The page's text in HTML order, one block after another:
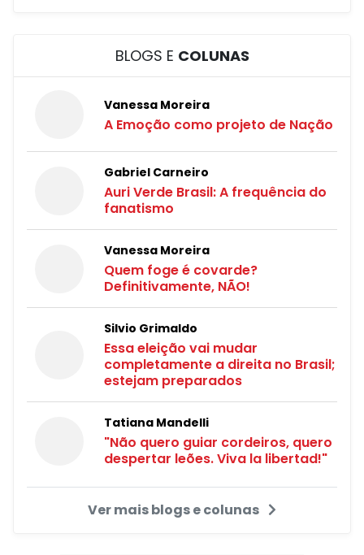
BLOGS E COLUNAS
Vanessa Moreira
A Emoção como projeto de Nação
Gabriel Carneiro
Auri Verde Brasil: A frequência do
fanatismo
Vanessa Moreira
Quem foge é covarde?
Definitivamente, NÃO!
Silvio Grimaldo
Essa eleição vai mudar
completamente a direita no Brasil;
estejam preparados
Tatiana Mandelli
"Não quero guiar cordeiros, quero
despertar leões. Viva la libertad!"
Ver mais blogs e colunas